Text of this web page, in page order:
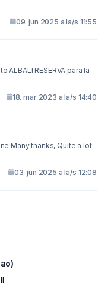
09. jun 2025 a la/s 11:55
RESERVA para la
18. mar 2023 a la/s 14:40
Many thanks, Quite a lot
03. jun 2025 a la/s 12:08